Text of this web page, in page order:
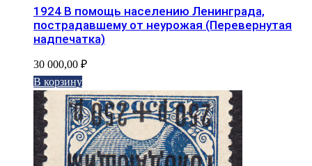
1924 В помощь населению Ленинграда,
пострадавшему от неурожая (Перевернутая
надпечатка)
30 000,00 ₽
В корзину